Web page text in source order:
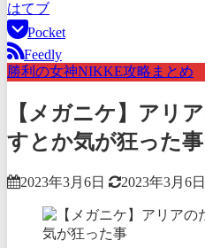
はてブ
Pocket
Feedly
勝利の女神NIKKE攻略まとめ
【メガニケ】アリ
すとか気が狂った事
2023年3月6日 2023年3月6日